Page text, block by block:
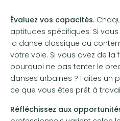
Évaluez vos capacités.
aptitudes spécifiques. Si
la danse classique ou
votre voie. Si vous avez de la
pourquoi ne pas tenter le
danses urbaines ? Faites un
ce que vous êtes prêt à
Réfléchissez aux